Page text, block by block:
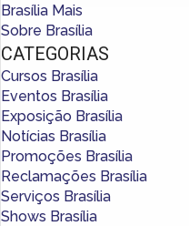
Brasília Mais
Sobre Brasília
CATEGORIAS
Cursos Brasília
Eventos Brasília
Exposição Brasília
Notícias Brasília
Promoções Brasília
Reclamações Brasília
Serviços Brasília
Shows Brasília